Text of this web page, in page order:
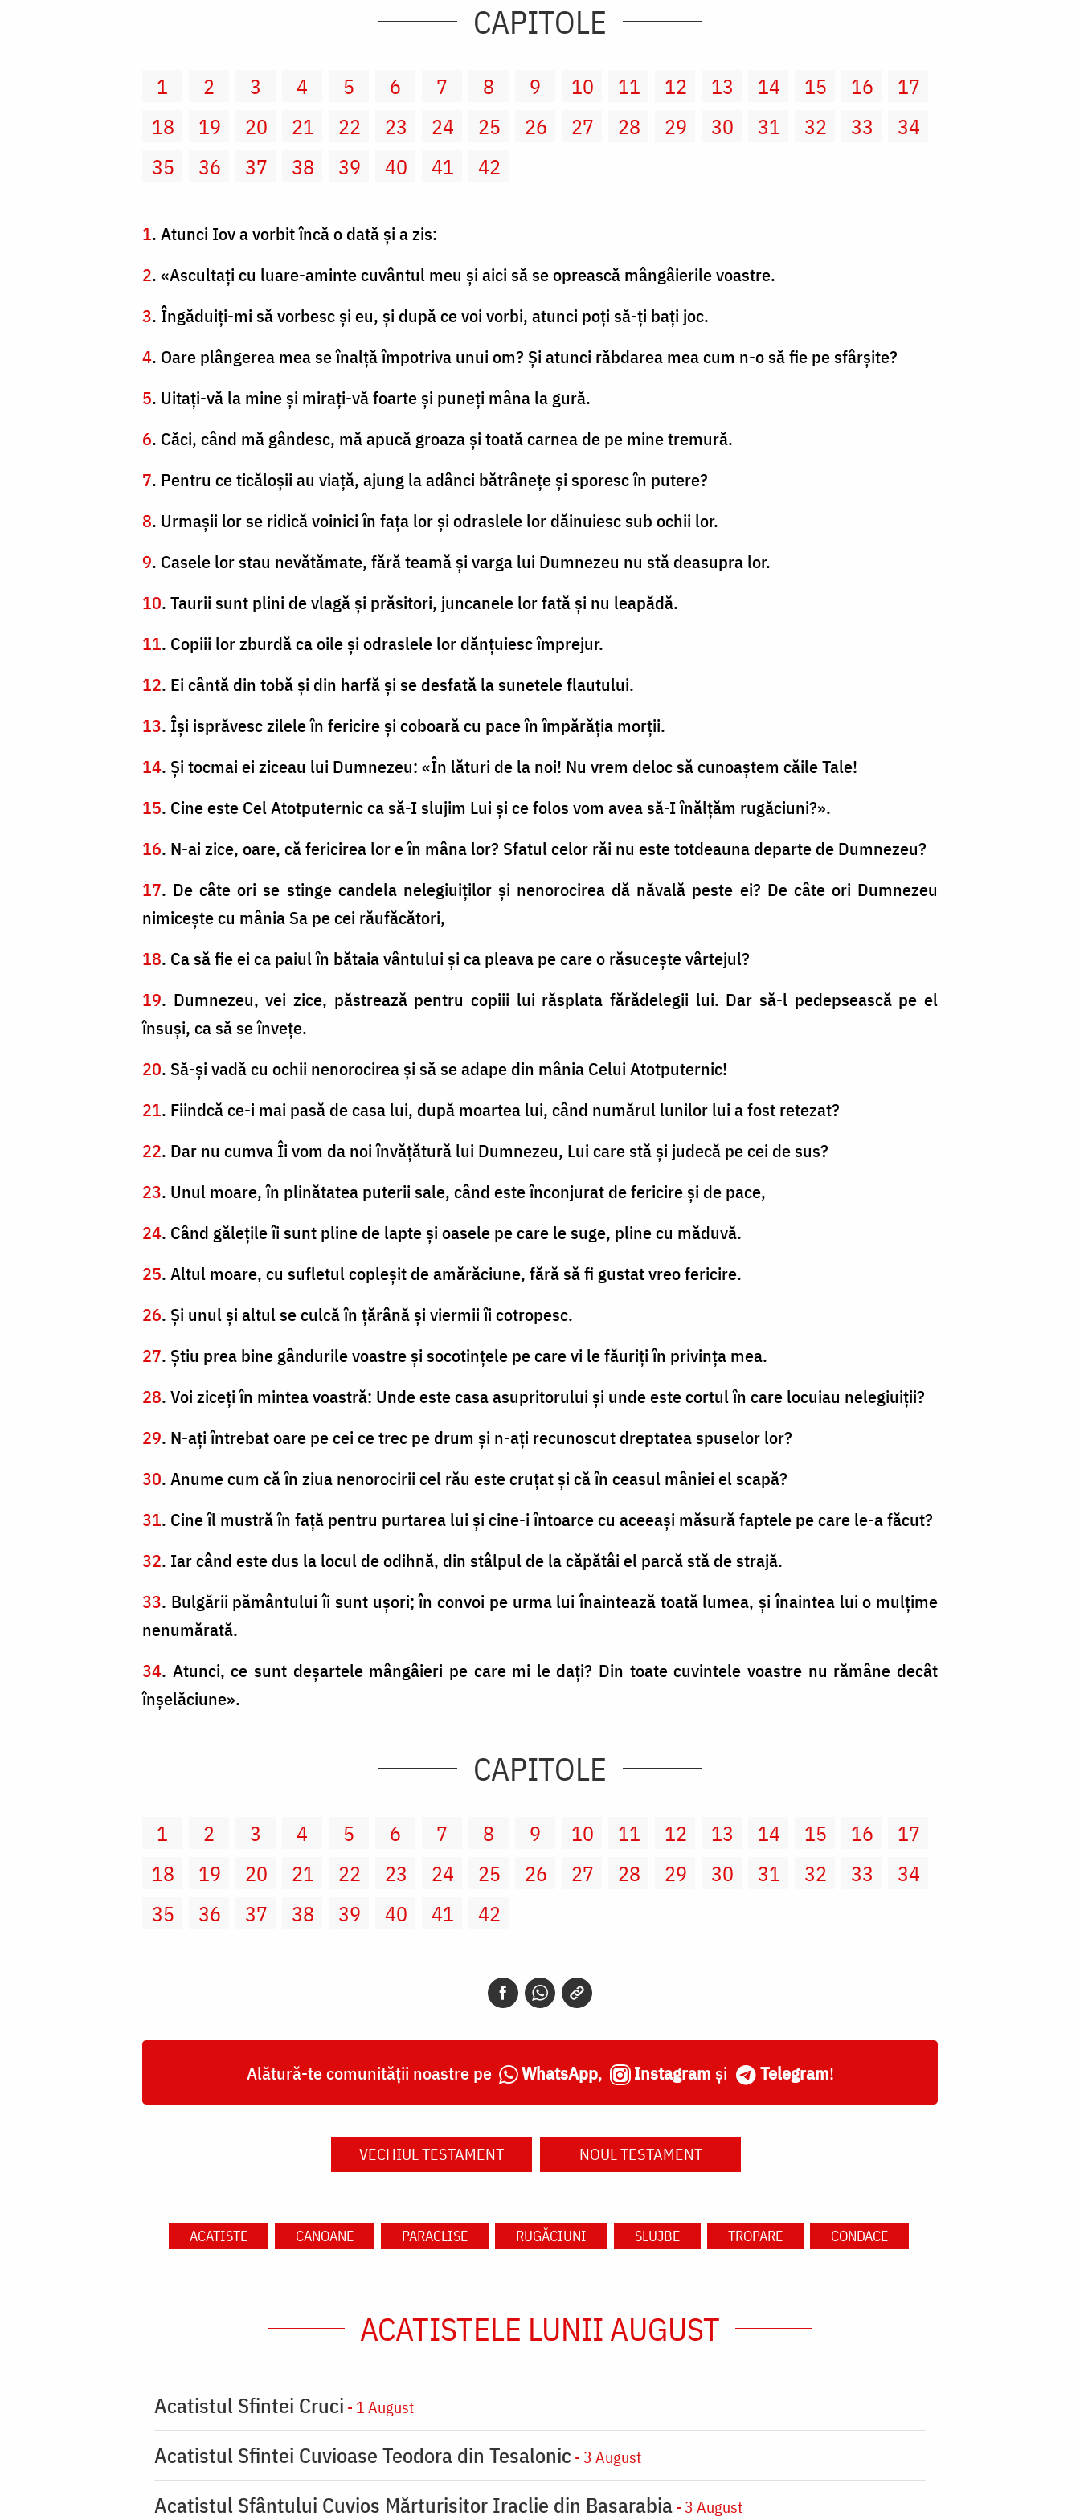
CAPITOLE
1 2 3 4 5 6 7 8 9 10 11 12 13 14 15 16
17
18
19 20 21 22 23 24 25 26 27 28 29 30 31 32 33
34
35
36 37 38 39 40 41 42
1. Atunci Iov a vorbit încă o dată şi a zis:
2. «Ascultaţi cu luare-aminte cuvântul meu şi aici să se oprească mângâierile voastre.
3. Îngăduiţi-mi să vorbesc şi eu, şi după ce voi vorbi, atunci poţi să-ţi baţi joc.
4. Oare plângerea mea se înalţă împotriva unui om? Şi atunci răbdarea mea cum n-o să fie pe sfârşite?
5. Uitaţi-vă la mine şi miraţi-vă foarte şi puneţi mâna la gură.
6. Căci, când mă gândesc, mă apucă groaza şi toată carnea de pe mine tremură.
7. Pentru ce ticăloşii au viaţă, ajung la adânci bătrâneţe şi sporesc în putere?
8. Urmaşii lor se ridică voinici în faţa lor şi odraslele lor dăinuiesc sub ochii lor.
9. Casele lor stau nevătămate, fără teamă şi varga lui Dumnezeu nu stă deasupra lor.
10. Taurii sunt plini de vlagă şi prăsitori, juncanele lor fată şi nu leapădă.
11. Copiii lor zburdă ca oile şi odraslele lor dănţuiesc împrejur.
12. Ei cântă din tobă şi din harfă şi se desfată la sunetele flautului.
13. Îşi isprăvesc zilele în fericire şi coboară cu pace în împărăţia morţii.
14. Şi tocmai ei ziceau lui Dumnezeu: «În lături de la noi! Nu vrem deloc să cunoaştem căile Tale!
15. Cine este Cel Atotputernic ca să-I slujim Lui şi ce folos vom avea să-I înălţăm rugăciuni?».
16. N-ai zice, oare, că fericirea lor e în mâna lor? Sfatul celor răi nu este totdeauna departe de Dumnezeu?
17. De câte ori se stinge candela nelegiuiţilor şi nenorocirea dă năvală peste ei? De câte ori Dumnezeu
nimiceşte cu mânia Sa pe cei răufăcători,
18. Ca să fie ei ca paiul în bătaia vântului şi ca pleava pe care o răsuceşte vârtejul?
19. Dumnezeu, vei zice, păstrează pentru copiii lui răsplata fărădelegii lui. Dar să-l pedepsească pe el
însuşi, ca să se înveţe.
20. Să-şi vadă cu ochii nenorocirea şi să se adape din mânia Celui Atotputernic!
21. Fiindcă ce-i mai pasă de casa lui, după moartea lui, când numărul lunilor lui a fost retezat?
22. Dar nu cumva Îi vom da noi învăţătură lui Dumnezeu, Lui care stă şi judecă pe cei de sus?
23. Unul moare, în plinătatea puterii sale, când este înconjurat de fericire şi de pace,
24. Când găleţile îi sunt pline de lapte şi oasele pe care le suge, pline cu măduvă.
25. Altul moare, cu sufletul copleşit de amărăciune, fără să fi gustat vreo fericire.
26. Şi unul şi altul se culcă în ţărână şi viermii îi cotropesc.
27. Ştiu prea bine gândurile voastre şi socotinţele pe care vi le făuriţi în privinţa mea.
28. Voi ziceţi în mintea voastră: Unde este casa asupritorului şi unde este cortul în care locuiau nelegiuiţii?
29. N-aţi întrebat oare pe cei ce trec pe drum şi n-aţi recunoscut dreptatea spuselor lor?
30. Anume cum că în ziua nenorocirii cel rău este cruţat şi că în ceasul mâniei el scapă?
31. Cine îl mustră în faţă pentru purtarea lui şi cine-i întoarce cu aceeaşi măsură faptele pe care le-a făcut?
32. Iar când este dus la locul de odihnă, din stâlpul de la căpătâi el parcă stă de strajă.
33. Bulgării pământului îi sunt uşori; în convoi pe urma lui înaintează toată lumea, şi înaintea lui o mulţime
nenumărată.
34. Atunci, ce sunt deşartele mângâieri pe care mi le daţi? Din toate cuvintele voastre nu rămâne decât
înşelăciune».
CAPITOLE
1 2 3 4 5 6 7 8 9 10 11 12 13 14 15 16
17
18
19 20 21 22 23 24 25 26 27 28 29 30 31 32 33
34
35
36 37 38 39 40 41 42
Alătură-te comunității noastre pe WhatsApp, Instagram și Telegram!
VECHIUL TESTAMENT NOUL TESTAMENT
ACATISTE CANOANE PARACLISE RUGĂCIUNI SLUJBE TROPARE CONDACE
ACATISTELE LUNII AUGUST
Acatistul Sfintei Cruci - 1 August
Acatistul Sfintei Cuvioase Teodora din Tesalonic - 3 August
Acatistul Sfântului Cuvios Mărturisitor Iraclie din Basarabia- 3 August